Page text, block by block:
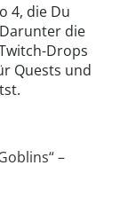
4, die Du
die
Drops
Quests und
–